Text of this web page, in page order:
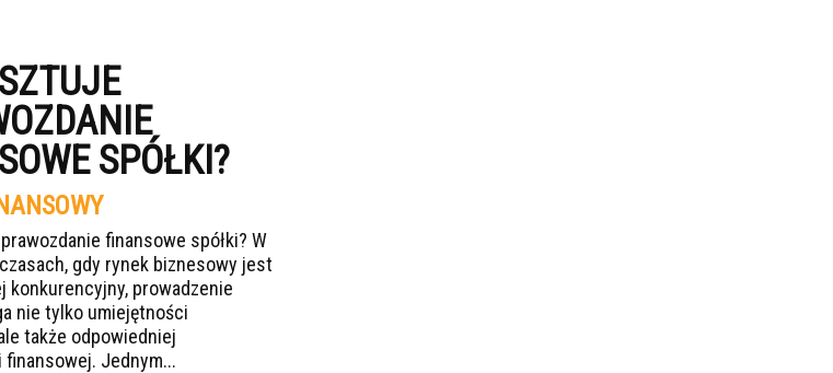
SPÓŁKI?
finansowe spółki? W
gdy rynek biznesowy jest
konkurencyjny, prowadzenie
nie tylko umiejętności
także odpowiedniej
Jednym...